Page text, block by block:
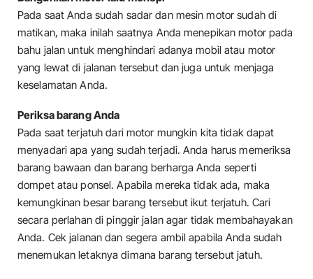
Pada saat Anda sudah sadar dan mesin motor sudah di
matikan, maka inilah saatnya Anda menepikan motor pada
bahu jalan untuk menghindari adanya mobil atau motor
yang lewat di jalanan tersebut dan juga untuk menjaga
keselamatan Anda.
Periksa barang Anda
Pada saat terjatuh dari motor mungkin kita tidak dapat
menyadari apa yang sudah terjadi. Anda harus memeriksa
barang bawaan dan barang berharga Anda seperti
dompet atau ponsel. Apabila mereka tidak ada, maka
kemungkinan besar barang tersebut ikut terjatuh. Cari
secara perlahan di pinggir jalan agar tidak membahayakan
Anda. Cek jalanan dan segera ambil apabila Anda sudah
menemukan letaknya dimana barang tersebut jatuh.